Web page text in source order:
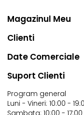
Magazinul Meu
Clienti
Date Comerciale
Suport Clienti
Program general
Luni - Vineri: 10:00 -
Sambata: 10:00 - 17:00